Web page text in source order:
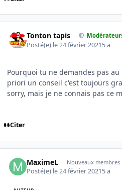
Tonton tapis
Posté(e) le 24 février 20215 a
Pourquoi tu ne demandes pas
priori un conseil c'est toujours
sorry, mais je ne connais pas ce
Citer
MaximeL Nouveaux membres
Posté(e) le 24 février 20215 a